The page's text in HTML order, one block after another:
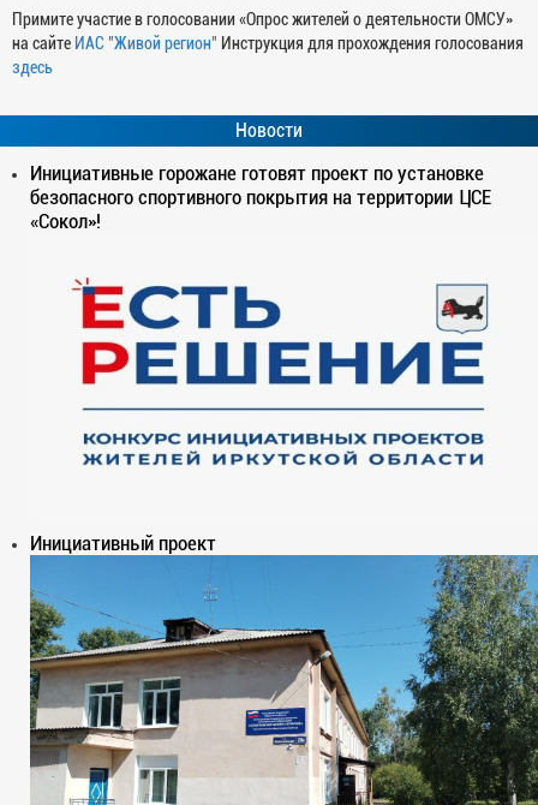
Примите участие в голосовании «Опрос жителей о деятельности ОМСУ»
на сайте ИАС "Живой регион" Инструкция для прохождения голосования
здесь
Новости
Инициативные горожане готовят проект по установке
безопасного спортивного покрытия на территории ЦСЕ
«Сокол»!
Инициативный проект